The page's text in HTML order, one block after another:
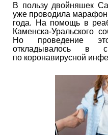
В пользу двойняшек
уже проводила
года. На помощь в
Каменска-Уральского
Но проведение
откладывалось в
по коронавирусной